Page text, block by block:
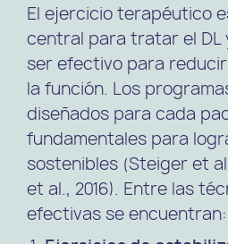
El ejercicio terapéutico
central para tratar el DL
ser efectivo para
la función. Los
diseñados para cada
fundamentales para
sostenibles (Steiger et
et al., 2016). Entre las
efectivas se encuentran: